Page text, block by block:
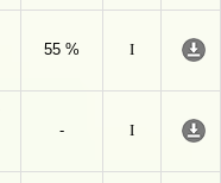
55 %
I
-
I